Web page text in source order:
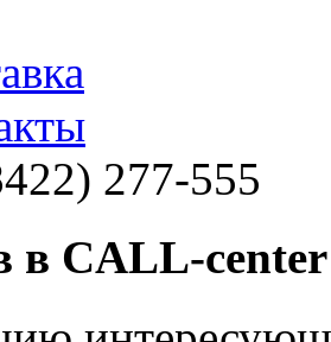
277-555
в CALL-